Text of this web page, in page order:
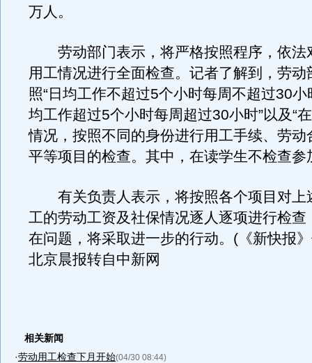
万人。
劳动部门表示，将严格按照程序，依法
用工情况进行全面检查。记者了解到，劳动
照“日均工作不超过5个小时每周不超过30小
均工作超过5个小时每周超过30小时”以及“
情况，按照不同的身份进行用工手续、劳动
平等项目的检查。其中，在读学生不检查参
有关负责人表示，将按照各个项目对上
工的劳动工资及社保情况逐人逐项进行检查
在问题，将采取进一步的行动。(《新快报
北京晨报转自中新网
相关新闻
·劳动用工检查下月开始(04/30 08:44)